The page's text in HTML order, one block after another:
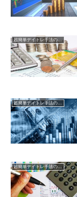
超簡単デイトレ手法の成績
超簡単デイトレ手法の成績